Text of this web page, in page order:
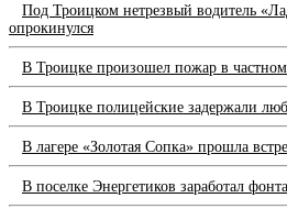
Под Троицком нетрезвый водитель
опрокинулся
В Троицке произошел пожар в
В Троицке полицейские задержали
В лагере «Золотая Сопка» прошла
В поселке Энергетиков заработал